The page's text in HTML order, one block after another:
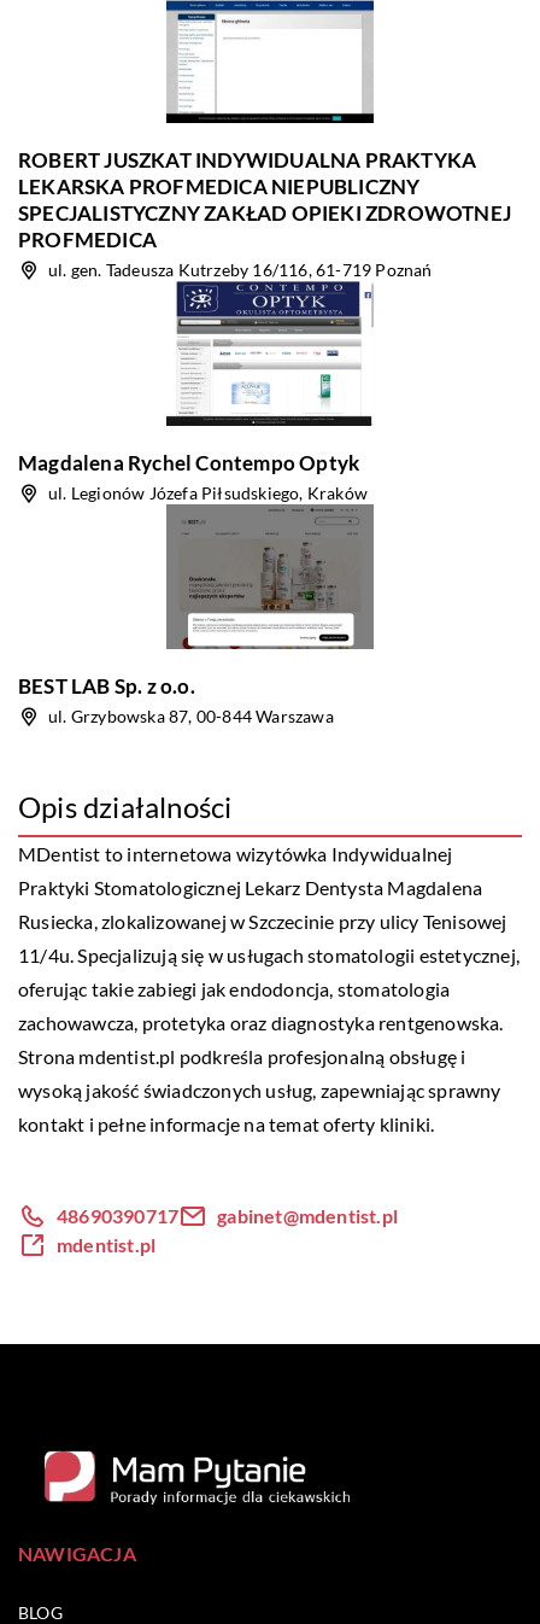
ROBERT JUSZKAT INDYWIDUALNA PRAKTYKA
LEKARSKA PROFMEDICA NIEPUBLICZNY
SPECJALISTYCZNY ZAKŁAD OPIEKI ZDROWOTNEJ
PROFMEDICA
ul. gen. Tadeusza Kutrzeby 16/116, 61-719 Poznań
Magdalena Rychel Contempo Optyk
ul. Legionów Józefa Piłsudskiego, Kraków
BEST LAB Sp. z o.o.
ul. Grzybowska 87, 00-844 Warszawa
Opis działalności
MDentist to internetowa wizytówka Indywidualnej
Praktyki Stomatologicznej Lekarz Dentysta Magdalena
Rusiecka, zlokalizowanej w Szczecinie przy ulicy Tenisowej
11/4u. Specjalizują się w usługach stomatologii estetycznej,
oferując takie zabiegi jak endodoncja, stomatologia
zachowawcza, protetyka oraz diagnostyka rentgenowska.
Strona mdentist.pl podkreśla profesjonalną obsługę i
wysoką jakość świadczonych usług, zapewniając sprawny
kontakt i pełne informacje na temat oferty kliniki.
48690390717
gabinet@mdentist.pl
mdentist.pl
NAWIGACJA
BLOG